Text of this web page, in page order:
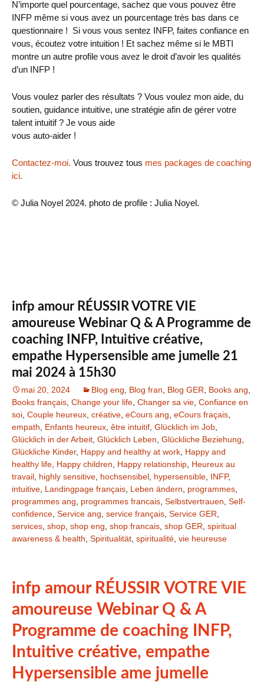
N’importe quel pourcentage, sachez que vous pouvez être
INFP même si vous avez un pourcentage très bas dans ce
questionnaire ! Si vous vous sentez INFP, faites confiance en
vous, écoutez votre intuition ! Et sachez même si le MBTI
montre un autre profile vous avez le droit d’avoir les qualités
d’un INFP !
Vous voulez parler des résultats ? Vous voulez mon aide, du
soutien, guidance intuitive, une stratégie afin de gérer votre
talent intuitif ? Je vous aide
vous auto-aider !
Contactez-moi. Vous trouvez tous mes packages de coaching
ici.
© Julia Noyel 2024. photo de profile : Julia Noyel.
infp amour RÉUSSIR VOTRE VIE
amoureuse Webinar Q & A Programme de
coaching INFP, Intuitive créative,
empathe Hypersensible ame jumelle 21
mai 2024 à 15h30
mai 20, 2024 Blog eng Blog fran Blog GER Books ang
Books français Change your life Changer sa vie Confiance en
soi Couple heureux créative eCours ang eCours fraçais
empath
Enfants heureux être intuitif Glücklich im Job
Glücklich in der Arbeit Glücklich Leben Glückliche Beziehung
Glückliche Kinder, Happy and healthy at work Happy and
healthy life Happy children Happy relationship Heureux au
travail highly sensitive hochsensibel hypersensible INFP,
intuitive Landingpage français Leben ändern programmes
programmes ang
programmes francais Selbstvertrauen Self-
confidence Service ang service français Service GER
services shop shop eng shop francais shop GER spiritual
awareness & health Spiritualität spiritualité vie heureuse
infp amour RÉUSSIR VOTRE VIE
amoureuse Webinar Q & A
Programme de coaching INFP,
Intuitive créative, empathe
Hypersensible ame jumelle